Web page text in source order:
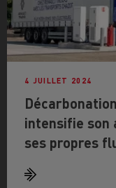
4 JUILLET 2024
intensifie
ses propres